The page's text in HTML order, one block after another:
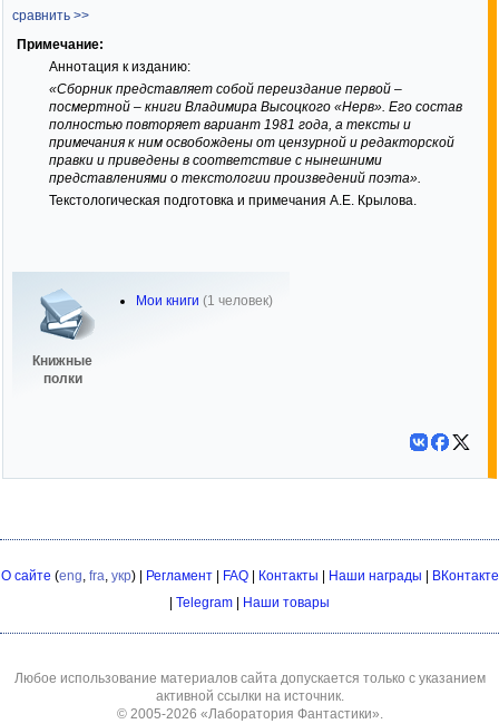
сравнить >>
Примечание:
Аннотация к изданию:
«Сборник представляет собой переиздание первой –
посмертной – книги Владимира Высоцкого «Нерв». Его состав
полностью повторяет вариант 1981 года, а тексты и
примечания к ним освобождены от цензурной и редакторской
правки и приведены в соответствие с нынешними
представлениями о текстологии произведений поэта».
Текстологическая подготовка и примечания А.Е. Крылова.
Книжные
полки
Мои книги (1 человек)
О сайте (eng, fra, укр) | Регламент| FAQ| Контакты Наши награды
ВКонтакте
Telegram Наши товары
Любое использование материалов сайта допускается только с указанием
активной ссылки на источник.
© 2005-2026 «Лаборатория Фантастики».